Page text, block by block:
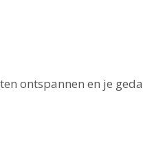
ontspannen en je